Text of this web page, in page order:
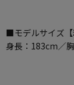
■モデルサイズ【
身長：183cm／